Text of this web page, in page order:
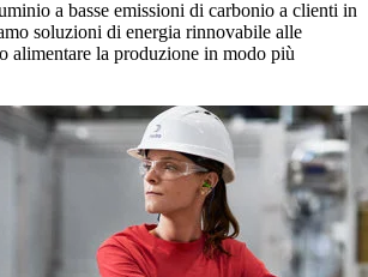
a basse emissioni di carbonio a clienti in
soluzioni di energia rinnovabile alle
alimentare la produzione in modo più